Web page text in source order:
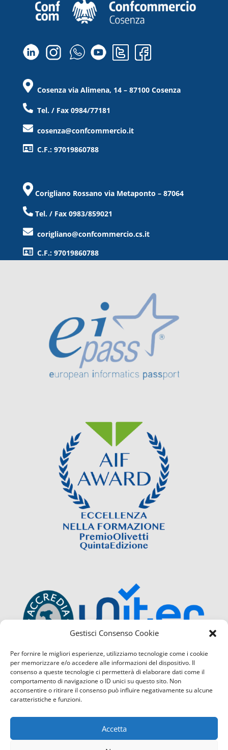
Gestisci Consenso Cookie
Per fornire le migliori esperienze, utilizziamo tecnologie come i cookie
per memorizzare e/o accedere alle informazioni del dispositivo. Il
consenso a queste tecnologie ci permetterà di elaborare dati come il
comportamento di navigazione o ID unici su questo sito. Non
acconsentire o ritirare il consenso può influire negativamente su alcune
caratteristiche e funzioni.
Accetta
Cosenza via Alimena, 14 – 87100 Cosenza
Tel. / Fax 0984/77181
cosenza@confcommercio.it
C.F.: 97019860788
Corigliano Rossano via Metaponto – 87064
Tel. / Fax 0983/859021
corigliano@confcommercio.cs.it
C.F.: 97019860788